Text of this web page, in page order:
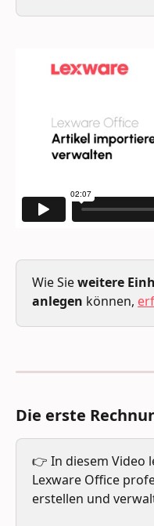
Wie Sie weitere
anlegen können,
Die erste
👉 In diesem Video
Lexware Office
erstellen und